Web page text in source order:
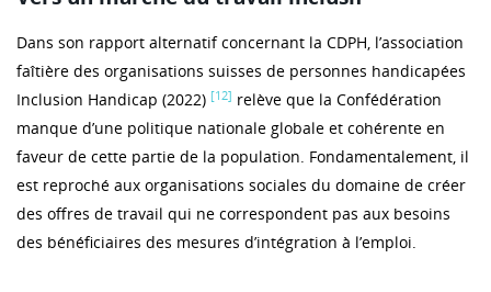
Dans son rapport alternatif concernant la CDPH, l’association
faîtière des organisations suisses de personnes handicapées
Inclusion Handicap (2022) [12] relève que la Confédération
manque d’une politique nationale globale et cohérente en
faveur de cette partie de la population. Fondamentalement, il
est reproché aux organisations sociales du domaine de créer
des offres de travail qui ne correspondent pas aux besoins
des bénéficiaires des mesures d’intégration à l’emploi.